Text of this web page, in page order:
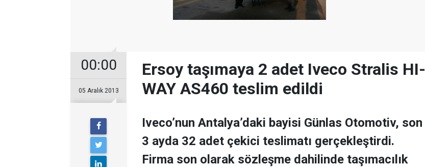
00:00
05 Aralık 2013
Ersoy taşımaya 2 adet Iveco Stralis HI-
WAY AS460 teslim edildi
Iveco’nun Antalya’daki bayisi Günlas Otomotiv, son
3 ayda 32 adet çekici teslimatı gerçekleştirdi.
Firma son olarak sözleşme dahilinde taşımacılık